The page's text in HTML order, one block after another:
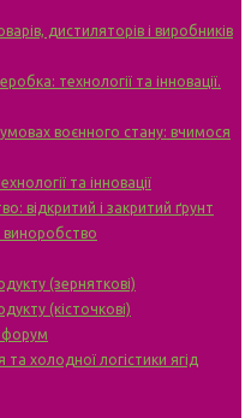
дистиляторів і виробників
технології та інновації.
воєнного стану: вчимося
та інновації
відкритий і закритий ґрунт
виноробство
(зерняткові)
(кісточкові)
форум
холодної логістики ягід